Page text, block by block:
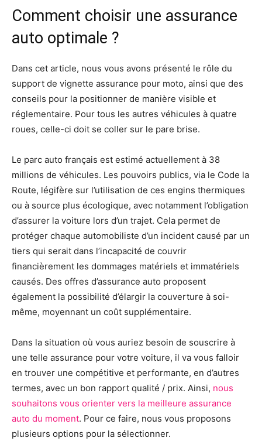
Comment choisir une assurance
auto optimale ?
Dans cet article, nous vous avons présenté le rôle du
support de vignette assurance pour moto, ainsi que des
conseils pour la positionner de manière visible et
réglementaire. Pour tous les autres véhicules à quatre
roues, celle-ci doit se coller sur le pare brise.
Le parc auto français est estimé actuellement à 38
millions de véhicules. Les pouvoirs publics, via le Code la
Route, légifère sur l’utilisation de ces engins thermiques
ou à source plus écologique, avec notamment l’obligation
d’assurer la voiture lors d’un trajet. Cela permet de
protéger chaque automobiliste d’un incident causé par un
tiers qui serait dans l’incapacité de couvrir
financièrement les dommages matériels et immatériels
causés. Des offres d’assurance auto proposent
également la possibilité d’élargir la couverture à soi-
même, moyennant un coût supplémentaire.
Dans la situation où vous auriez besoin de souscrire à
une telle assurance pour votre voiture, il va vous falloir
en trouver une compétitive et performante, en d’autres
termes, avec un bon rapport qualité / prix. Ainsi, nous
souhaitons vous orienter vers la meilleure assurance
auto du moment. Pour ce faire, nous vous proposons
plusieurs options pour la sélectionner.